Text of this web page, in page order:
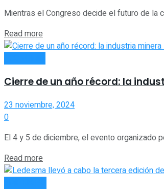
Mientras el Congreso decide el futuro de la
Read more
Cierre de un año récord: la
23 noviembre, 2024
0
El 4 y 5 de diciembre, el evento organizado
Read more